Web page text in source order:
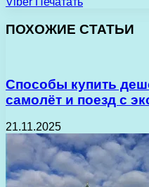
ПОХОЖИЕ СТАТЬИ
Способы купить
самолёт и поезд с
21.11.2025